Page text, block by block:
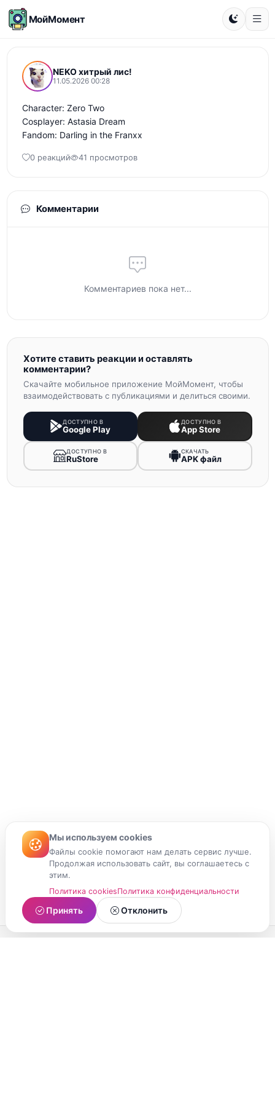
МойМомент
NEKO хитрый лис!
11.05.2026 00:28
Character: Zero Two
Cosplayer: Astasia Dream
Fandom: Darling in the Franxx
0 реакций 41 просмотров
Комментарии
Комментариев пока нет...
Хотите ставить реакции и оставлять
комментарии?
Скачайте мобильное приложение МойМомент, чтобы
взаимодействовать с публикациями и делиться своими.
ДОСТУПНО В
Google Play
ДОСТУПНО В
App Store
ДОСТУПНО В
RuStore
СКАЧАТЬ
APK файл
Мы используем cookies
Файлы cookie помогают нам делать сервис лучше.
Продолжая использовать сайт, вы соглашаетесь с
этим.
Политика cookiesПолитика конфиденциальности
Принять Отклонить